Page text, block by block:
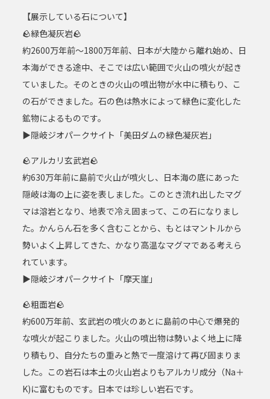
【展示している石について】
🪨緑色凝灰岩🪨
約2600万年前～1800万年前、日本が大陸から離れ始め、日
本海ができる途中、そこでは広い範囲で火山の噴火が起き
ていました。そのときの火山の噴出物が水中に積もり、こ
の石ができました。石の色は熱水によって緑色に変化した
鉱物によるものです。
▶隠岐ジオパークサイト「美田ダムの緑色凝灰岩」
🪨アルカリ玄武岩🪨
約630万年前に島前で火山が噴火し、日本海の底にあった
隠岐は海の上に姿を表しました。このとき流れ出したマグ
マは溶岩となり、地表で冷え固まって、この石になりまし
た。かんらん石を多く含むことから、もとはマントルから
勢いよく上昇してきた、かなり高温なマグマである考えら
れています。
▶隠岐ジオパークサイト「摩天崖」
🪨粗面岩🪨
約600万年前、玄武岩の噴火のあとに島前の中心で爆発的
な噴火が起こりました。火山の噴出物は勢いよく地上に降
り積もり、自分たちの重みと熱で一度溶けて再び固まりま
した。この岩石は本土の火山岩よりもアルカリ成分（Na＋
K)に富むものです。日本では珍しい岩石です。